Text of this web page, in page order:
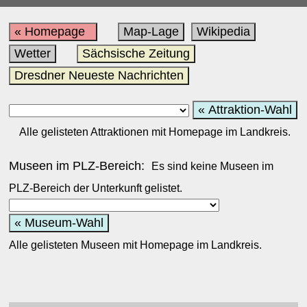
« Homepage Map-Lage
Wikipedia
Wetter
Sächsische Zeitung
Dresdner Neueste Nachrichten
« Attraktion-Wahl
Alle gelisteten Attraktionen mit Homepage im Landkreis.
Museen im PLZ-Bereich: Es sind keine Museen im
PLZ-Bereich der Unterkunft gelistet.
« Museum-Wahl
Alle gelisteten Museen mit Homepage im Landkreis.